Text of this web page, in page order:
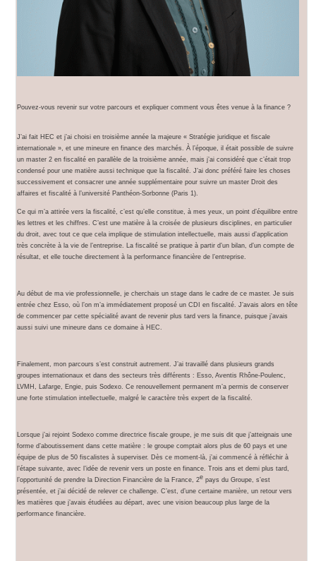
Pouvez-vous revenir sur votre parcours et expliquer comment vous êtes venue à la finance ?
J’ai fait HEC et j’ai choisi en troisième année la majeure « Stratégie juridique et fiscale
internationale », et une mineure en finance des marchés. À l’époque, il était possible de suivre
un master 2 en fiscalité en parallèle de la troisième année, mais j’ai considéré que c’était trop
condensé pour une matière aussi technique que la fiscalité. J’ai donc préféré faire les choses
successivement et consacrer une année supplémentaire pour suivre un master Droit des
affaires et fiscalité à l’université Panthéon-Sorbonne (Paris 1).
Ce qui m’a attirée vers la fiscalité, c’est qu’elle constitue, à mes yeux, un point d’équilibre entre
les lettres et les chiffres. C’est une matière à la croisée de plusieurs disciplines, en particulier
du droit, avec tout ce que cela implique de stimulation intellectuelle, mais aussi d’application
très concrète à la vie de l’entreprise. La fiscalité se pratique à partir d’un bilan, d’un compte de
résultat, et elle touche directement à la performance financière de l’entreprise.
Au début de ma vie professionnelle, je cherchais un stage dans le cadre de ce master. Je suis
entrée chez Esso, où l’on m’a immédiatement proposé un CDI en fiscalité. J’avais alors en tête
de commencer par cette spécialité avant de revenir plus tard vers la finance, puisque j’avais
aussi suivi une mineure dans ce domaine à HEC.
Finalement, mon parcours s’est construit autrement. J’ai travaillé dans plusieurs grands
groupes internationaux et dans des secteurs très différents : Esso, Aventis Rhône-Poulenc,
LVMH, Lafarge, Engie, puis Sodexo. Ce renouvellement permanent m’a permis de conserver
une forte stimulation intellectuelle, malgré le caractère très expert de la fiscalité.
Lorsque j’ai rejoint Sodexo comme directrice fiscale groupe, je me suis dit que j’atteignais une
forme d’aboutissement dans cette matière : le groupe comptait alors plus de 60 pays et une
équipe de plus de 50 fiscalistes à superviser. Dès ce moment-là, j’ai commencé à réfléchir à
l’étape suivante, avec l’idée de revenir vers un poste en finance. Trois ans et demi plus tard,
l’opportunité de prendre la Direction Financière de la France, 2e pays du Groupe, s’est
présentée, et j’ai décidé de relever ce challenge. C’est, d’une certaine manière, un retour vers
les matières que j’avais étudiées au départ, avec une vision beaucoup plus large de la
performance financière.